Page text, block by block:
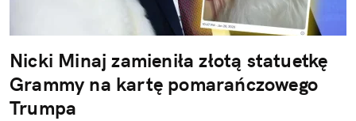
Nicki Minaj zamieniła złotą statuetkę
Grammy na kartę pomarańczowego
Trumpa